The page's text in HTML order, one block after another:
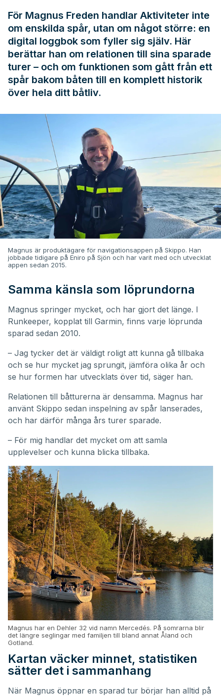
För Magnus Freden handlar Aktiviteter inte
om enskilda spår, utan om något större: en
digital loggbok som fyller sig själv. Här
berättar han om relationen till sina sparade
turer – och om funktionen som gått från ett
spår bakom båten till en komplett historik
över hela ditt båtliv.
Magnus är produktägare för navigationsappen på Skippo. Han
jobbade tidigare på Eniro på Sjön och har varit med och utvecklat
appen sedan 2015.
Samma känsla som löprundorna
Magnus springer mycket, och har gjort det länge. I
Runkeeper, kopplat till Garmin, finns varje löprunda
sparad sedan 2010.
– Jag tycker det är väldigt roligt att kunna gå tillbaka
och se hur mycket jag sprungit, jämföra olika år och
se hur formen har utvecklats över tid, säger han.
Relationen till båtturerna är densamma. Magnus har
använt Skippo sedan inspelning av spår lanserades,
och har därför många års turer sparade.
– För mig handlar det mycket om att samla
upplevelser och kunna blicka tillbaka.
Magnus har en Dehler 32 vid namn Mercedés. På somrarna blir
det längre seglingar med familjen till bland annat Åland och
Gotland.
Kartan väcker minnet, statistiken
sätter det i sammanhang
När Magnus öppnar en sparad tur börjar han alltid på